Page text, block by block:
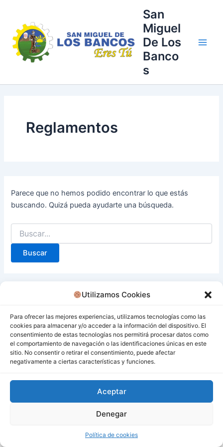
Utilizamos Cookies
Para ofrecer las mejores experiencias, utilizamos tecnologías como las
cookies para almacenar y/o acceder a la información del dispositivo. El
consentimiento de estas tecnologías nos permitirá procesar datos como
el comportamiento de navegación o las identificaciones únicas en este
sitio. No consentir o retirar el consentimiento, puede afectar
negativamente a ciertas características y funciones.
Aceptar
Denegar
Política de cookies
contenido
San
Miguel
De Los
Banco
s
Reglamentos
Parece que no hemos podido encontrar lo que estás
buscando. Quizá pueda ayudarte una búsqueda.
Todos los derechos © 2026 San Miguel De Los Bancos |